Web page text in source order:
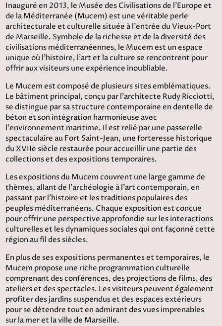
Inauguré en 2013, le Musée des Civilisations de l'Europe et
de la Méditerranée (Mucem) est une véritable perle
architecturale et culturelle située à l'entrée du Vieux-Port
de Marseille. Symbole de la richesse et de la diversité des
civilisations méditerranéennes, le Mucem est un espace
unique où l'histoire, l'art et la culture se rencontrent pour
offrir aux visiteurs une expérience inoubliable.
Le Mucem est composé de plusieurs sites emblématiques.
Le bâtiment principal, conçu par l'architecte Rudy Ricciotti,
se distingue par sa structure contemporaine en dentelle de
béton et son intégration harmonieuse avec
l'environnement maritime. Il est relié par une passerelle
spectaculaire au Fort Saint-Jean, une forteresse historique
du XVIIe siècle restaurée pour accueillir une partie des
collections et des expositions temporaires.
Les expositions du Mucem couvrent une large gamme de
thèmes, allant de l'archéologie à l'art contemporain, en
passant par l'histoire et les traditions populaires des
peuples méditerranéens. Chaque exposition est conçue
pour offrir une perspective approfondie sur les interactions
culturelles et les dynamiques sociales qui ont façonné cette
région au fil des siècles.
En plus de ses expositions permanentes et temporaires, le
Mucem propose une riche programmation culturelle
comprenant des conférences, des projections de films, des
ateliers et des spectacles. Les visiteurs peuvent également
profiter des jardins suspendus et des espaces extérieurs
pour se détendre tout en admirant des vues imprenables
sur la mer et la ville de Marseille.